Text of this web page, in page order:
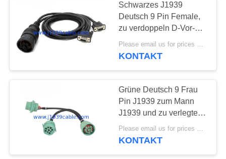
16
Verbindungsstück
Pin OBD2
Schwarzes J1939
Deutsch 9 Pin Female,
zu verdoppeln D-Vor-
weibliches Kabel DB9P
LKW-Y
Please email us for prices MOQ:100 Stück
KONTAKT
Grüne Deutsch 9 Frau
Pin J1939 zum Mann
J1939 und zu verlegtem
männlichem Y-
Verbindungsstück J1939
Please email us for prices MOQ:100 Stück
KONTAKT